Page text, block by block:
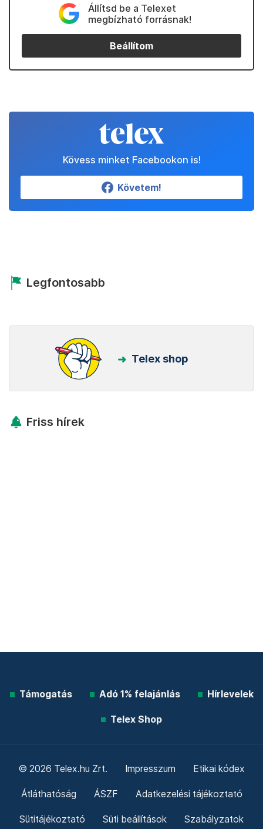
Állítsd be a Telexet
megbízható forrásnak!
Beállítom
Kövess minket Facebookon is!
Követem!
Legfontosabb
Telex shop
Friss hírek
Támogatás Adó 1% felajánlás Hírlevelek
Telex Shop
© 2026 Telex.hu Zrt. Impresszum Etikai kódex
Átláthatóság ÁSZF Adatkezelési tájékoztató
Sütitájékoztató Süti beállítások Szabályzatok